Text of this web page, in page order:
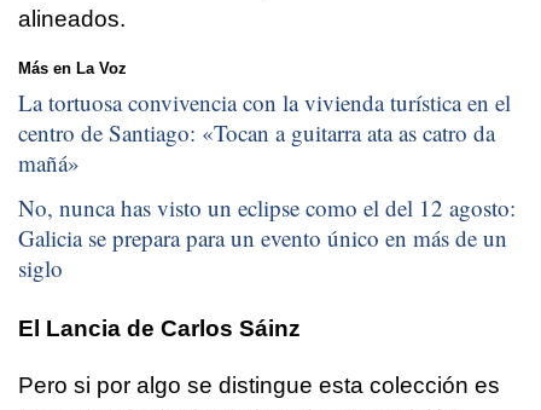
alineados.
Más en La Voz
La tortuosa convivencia con la vivienda turística en el
centro de Santiago: «Tocan a guitarra ata as catro da
mañá»
No, nunca has visto un eclipse como el del 12 agosto:
Galicia se prepara para un evento único en más de un
siglo
El Lancia de Carlos Sáinz
Pero si por algo se distingue esta colección es